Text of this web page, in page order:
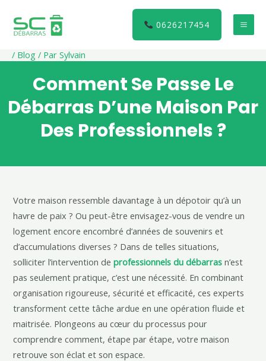
contenu
0626217454
/ Blog / Par Sylvain
Comment Se Passe Le
Débarras D’une Maison Par
Des Professionnels ?
Votre maison ressemble davantage à un dépotoir qu’à un
havre de paix ? Ou peut-être envisagez-vous de vendre un
logement encore encombré d’années de souvenirs et
d’accumulations diverses ? Dans de telles situations,
solliciter l’intervention de professionnels du débarrasn’est
pas seulement pratique, c’est une nécessité. En combinant
organisation rigoureuse, sécurité et efficacité, ces experts
transforment cette tâche ardue en une opération fluide et
maitrisée. Plongeons au cœur du processus pour
comprendre comment, étape par étape, votre maison
retrouve son éclat et son espace.